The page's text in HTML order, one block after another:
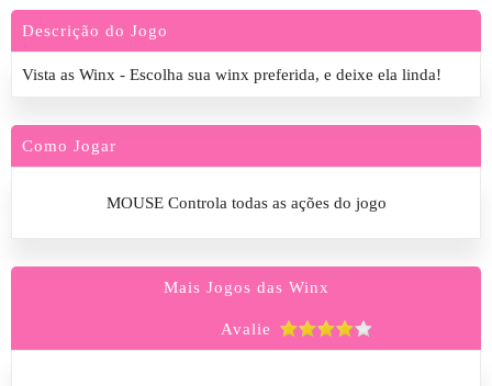
Descrição do Jogo
Vista as Winx - Escolha sua winx preferida, e deixe ela linda!
Como Jogar
MOUSE Controla todas as ações do jogo
Mais Jogos das Winx
Avalie